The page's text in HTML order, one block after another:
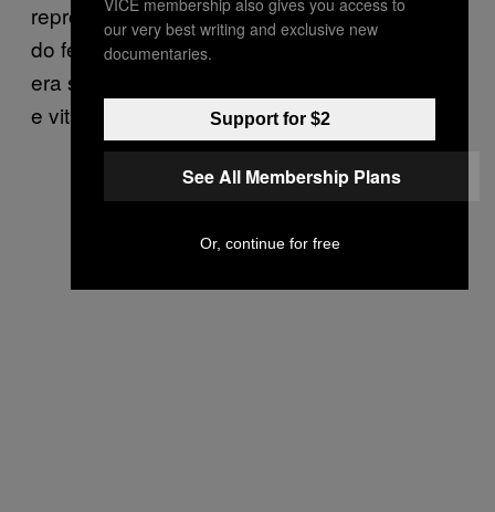
reproduzida em cartazes como um símbolo
do feminismo. Para mim, no entanto, a obra
era simplesmente uma manifestação de vida
e vitalidade.
our very best writing and exclusive new
documentaries.
Support for $2
See All Membership Plans
Or, continue for free